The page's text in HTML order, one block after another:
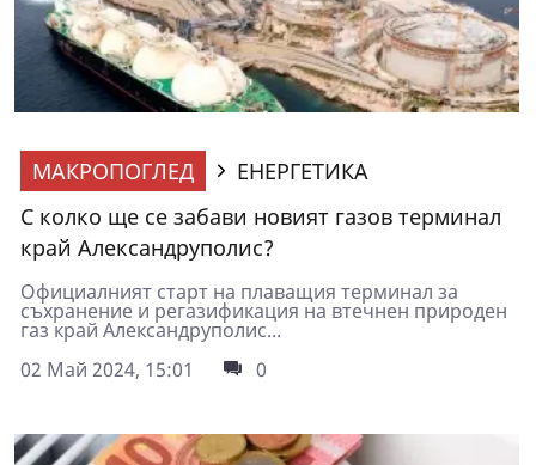
МАКРОПОГЛЕД
ЕНЕРГЕТИКА
С колко ще се забави новият газов терминал
край Александруполис?
Официалният старт на плаващия терминал за
съхранение и регазификация на втечнен природен
газ край Александруполис...
02 Май 2024, 15:01
0